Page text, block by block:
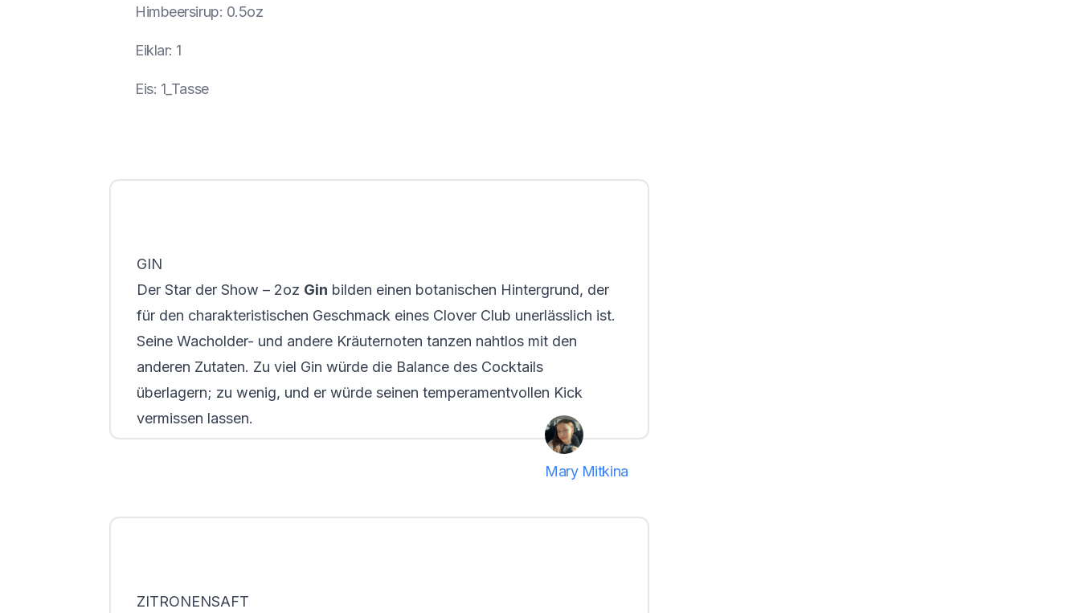
Himbeersirup: 0.5oz
Eiklar: 1
Eis: 1_Tasse
GIN
Der Star der Show – 2oz Gin bilden einen botanischen Hintergrund, der
für den charakteristischen Geschmack eines Clover Club unerlässlich ist.
Seine Wacholder- und andere Kräuternoten tanzen nahtlos mit den
anderen Zutaten. Zu viel Gin würde die Balance des Cocktails
überlagern; zu wenig, und er würde seinen temperamentvollen Kick
vermissen lassen.
Mary Mitkina
ZITRONENSAFT